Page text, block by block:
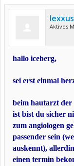
lexxus
Aktives
hallo iceberg,
sei erst einmal
beim hautarzt der
ist bist du sicher
zum angiologen
passender sein
auskennt),
einen termin